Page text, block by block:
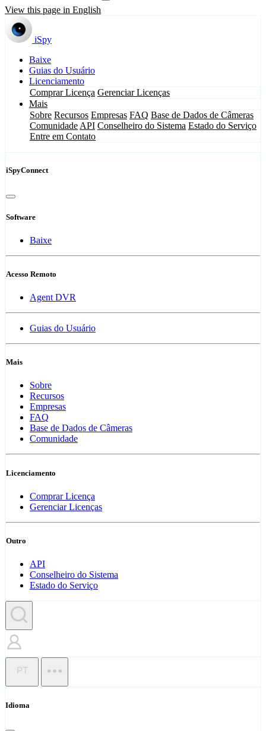
View this page in English
iSpy
Baixe
Guias do Usuário
Licenciamento
Comprar Licença Gerenciar Licenças
Mais
Sobre Recursos Empresas FAQ Base de Dados de Câmeras
Comunidade API Conselheiro do Sistema Estado do Serviço
Entre em Contato
iSpyConnect
Software
Baixe
Acesso Remoto
Agent DVR
Guias do Usuário
Mais
Sobre
Recursos
Empresas
FAQ
Base de Dados de Câmeras
Comunidade
Licenciamento
Comprar Licença
Gerenciar Licenças
Outro
API
Conselheiro do Sistema
Estado do Serviço
PT
Idioma